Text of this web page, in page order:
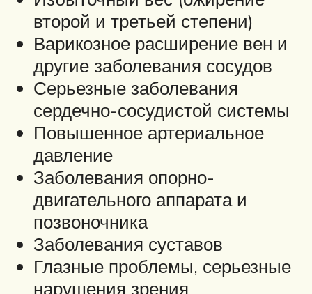
второй и третьей степени)
Варикозное расширение вен и
другие заболевания сосудов
Серьезные заболевания
сердечно-сосудистой системы
Повышенное артериальное
давление
Заболевания опорно-
двигательного аппарата и
позвоночника
Заболевания суставов
Глазные проблемы, серьезные
нарушения зрения